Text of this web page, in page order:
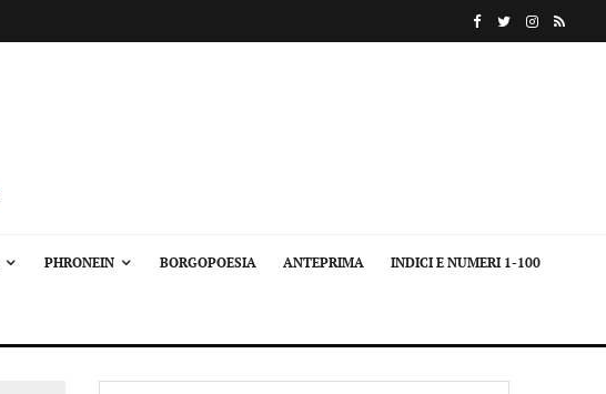
PHRONEIN BORGOPOESIA ANTEPRIMA INDICI E NUMERI 1-100